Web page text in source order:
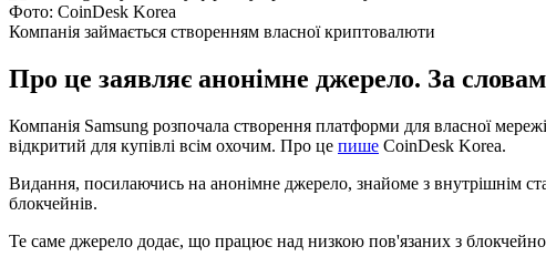
Фото: CoinDesk Korea
Компанія займається створенням власної криптовалюти
Про це заявляє анонімне джерело. За
Компанія Samsung розпочала створення платформи для власної
відкритий для купівлі всім охочим. Про це пише CoinDesk Korea.
Видання, посилаючись на анонімне джерело, знайоме з внутрішнім
блокчейнів.
Те саме джерело додає, що працює над низкою пов'язаних з